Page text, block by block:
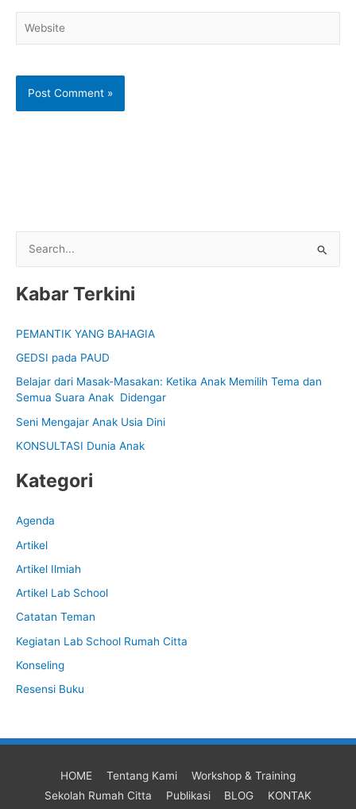
a
c
h
f
o
r
:
Kabar Terkini
PEMANTIK YANG BAHAGIA
GEDSI pada PAUD
Belajar dari Masak-Masakan: Ketika Anak Memilih Tema dan
Semua Suara Anak Didengar
Seni Mengajar Anak Usia Dini
KONSULTASI Dunia Anak
Kategori
Agenda
Artikel
Artikel Ilmiah
Artikel Lab School
Catatan Teman
Kegiatan Lab School Rumah Citta
Konseling
Resensi Buku
HOME Tentang Kami
Workshop & Training
Sekolah Rumah Citta
Publikasi BLOG KONTAK